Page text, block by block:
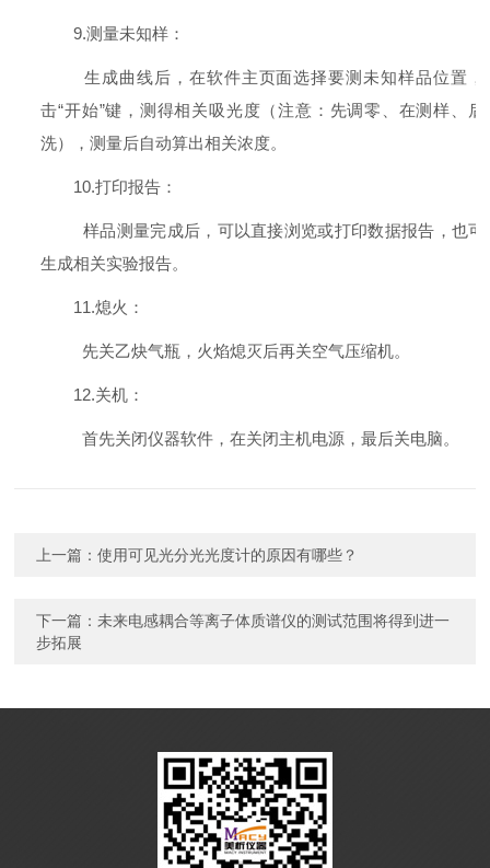
9.测量未知样：
生成曲线后，在软件主页面选择要测未知样品位置，
击“开始”键，测得相关吸光度（注意：先调零、在测样、后
洗），测量后自动算出相关浓度。
10.打印报告：
样品测量完成后，可以直接浏览或打印数据报告，也可
生成相关实验报告。
11.熄火：
先关乙炔气瓶，火焰熄灭后再关空气压缩机。
12.关机：
首先关闭仪器软件，在关闭主机电源，最后关电脑。
上一篇：使用可见光分光光度计的原因有哪些？
下一篇： 未来电感耦合等离子体质谱仪的测试范围将得到进一
步拓展